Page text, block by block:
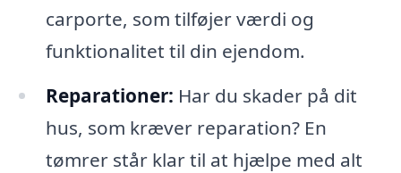
carporte, som tilføjer værdi og
funktionalitet til din ejendom.
Reparationer: Har du skader på dit
hus, som kræver reparation? En
tømrer står klar til at hjælpe med alt